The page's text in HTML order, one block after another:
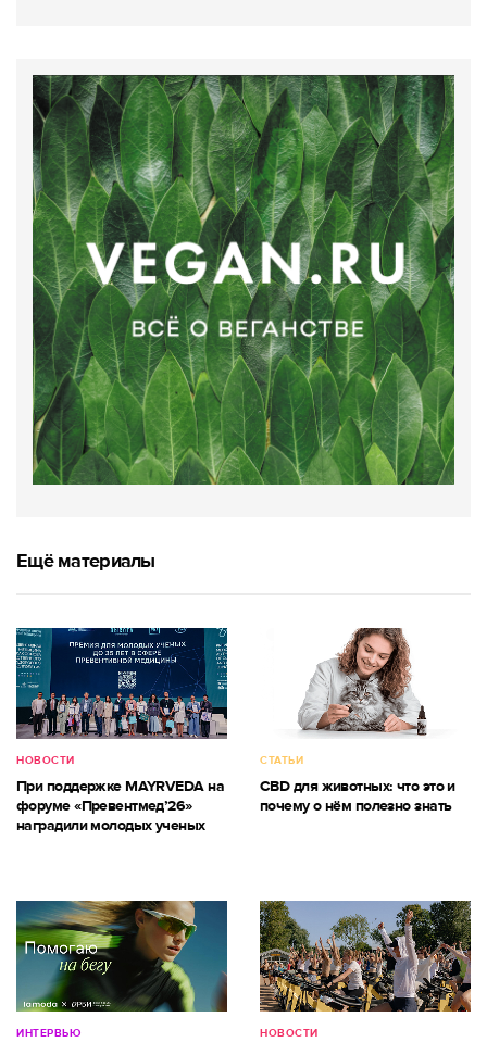
Ещё материалы
НОВОСТИ
При поддержке MAYRVEDA на
форуме «Превентмед’26»
наградили молодых ученых
СТАТЬИ
CBD для животных: что это и
почему о нём полезно знать
ИНТЕРВЬЮ НОВОСТИ